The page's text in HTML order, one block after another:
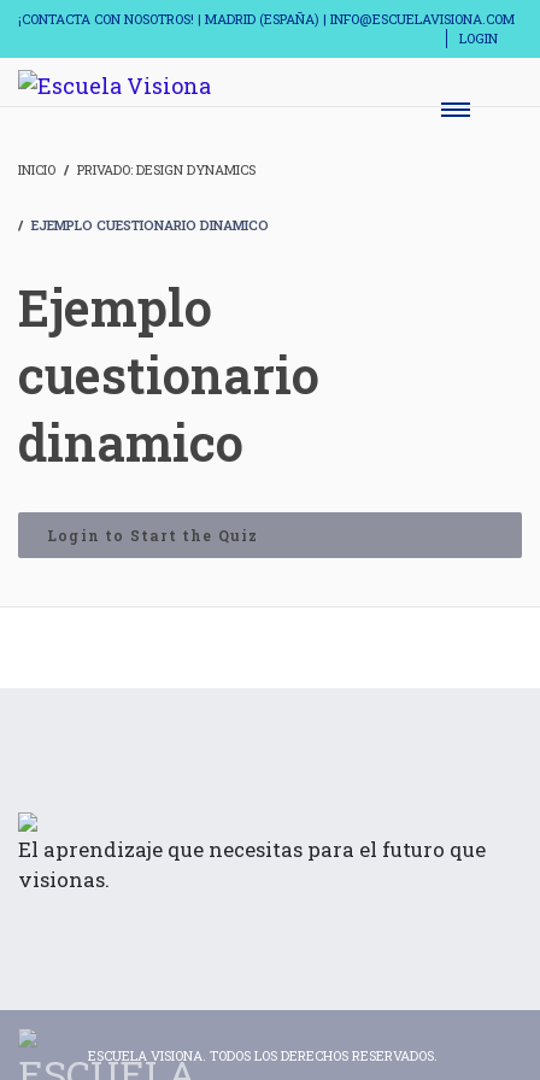
¡CONTACTA CON NOSOTROS! | MADRID (ESPAÑA) | INFO@ESCUELAVISIONA.COM
LOGIN
INICIO PRIVADO: DESIGN DYNAMICS
EJEMPLO CUESTIONARIO DINAMICO
Ejemplo
cuestionario
dinamico
Login to Start the Quiz
El aprendizaje que necesitas para el futuro que
visionas.
ESCUELA VISIONA. TODOS LOS DERECHOS RESERVADOS.